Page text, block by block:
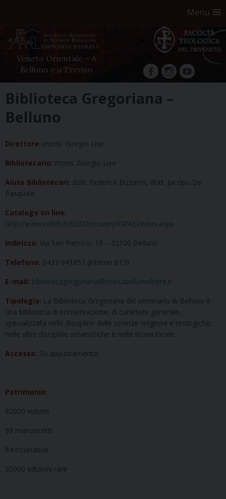
Menu
Veneto Orientale – A
Belluno e a Treviso
facebookInstagram
YouTube
content
Biblioteca Gregoriana –
Belluno
Direttore: mons. Giorgio Lise
Bibliotecario: mons. Giorgio Lise
Aiuto Bibliotecari: dott. Federica Bizzarini, dott. Jacopo De
Pasquale
Catalogo on line:
http://www.ceibib.it/EOSDiscovery/OPAC/Index.aspx
Indirizzo: Via San Pietro n. 19 – 32100 Belluno
Telefono: 0437-941853 (interno 813)
E-mail: bibliotecagregoriana@chiesabellunofeltre.it
Tipologia: La Biblioteca Gregoriana del seminario di Belluno è
una biblioteca di conservazione, di carattere generale,
specializzata nelle discipline delle scienze religiose e teologiche,
nelle altre discipline umanistiche e nella storia locale.
Accesso: Su appuntamento.
Patrimonio:
82000 volumi
99 manoscritti
84 incunaboli
35000 edizioni rare